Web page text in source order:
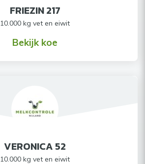
FRIEZIN 217
10.000 kg vet en eiwit
Bekijk koe
VERONICA 52
10.000 kg vet en eiwit